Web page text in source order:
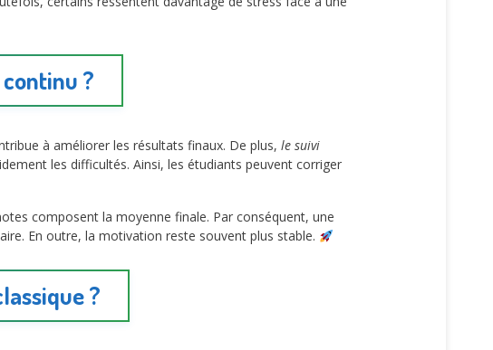
?
à améliorer les résultats finaux. De plus, le suivi
les difficultés. Ainsi, les étudiants peuvent corriger
composent la moyenne finale. Par conséquent, une
En outre, la motivation reste souvent plus stable.
?